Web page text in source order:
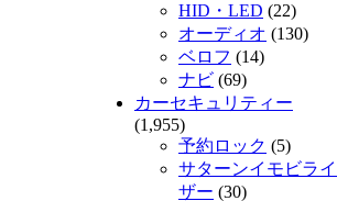
HID・LED (22)
オーディオ (130)
ベロフ (14)
ナビ (69)
カーセキュリティー
(1,955)
予約ロック (5)
サターンイモビライ
ザー (30)